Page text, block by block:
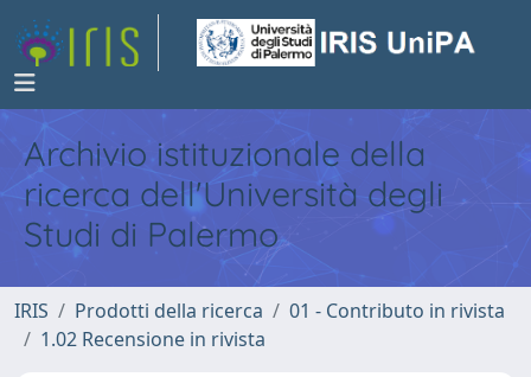
Archivio istituzionale della
ricerca dell'Università degli
Studi di Palermo
IRIS Prodotti della ricerca
01 - Contributo in rivista
1.02 Recensione in rivista